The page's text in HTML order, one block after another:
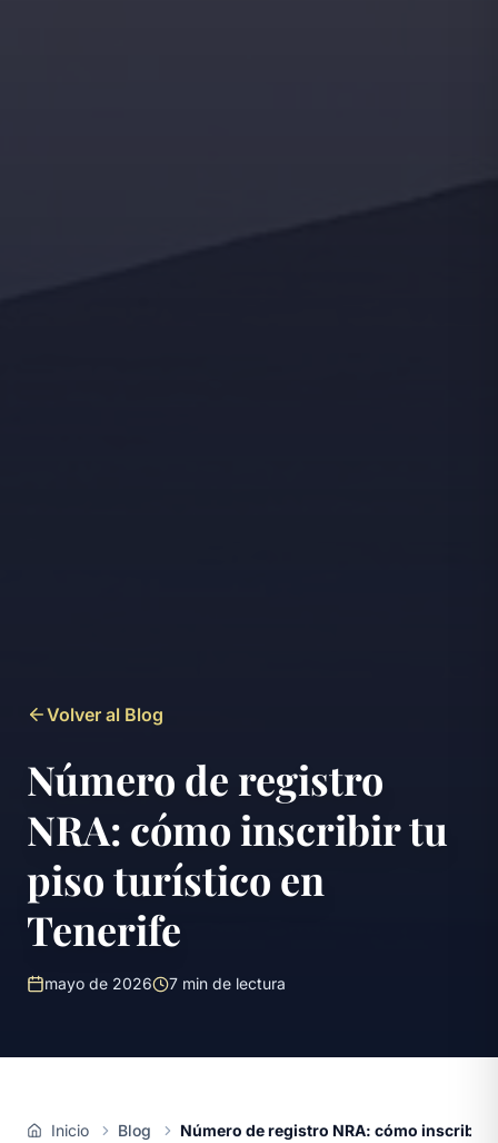
Volver al Blog
Número de registro
NRA: cómo inscribir tu
piso turístico en
Tenerife
mayo de 2026 7 min de lectura
Inicio Blog Número de registro NRA: cómo inscribir